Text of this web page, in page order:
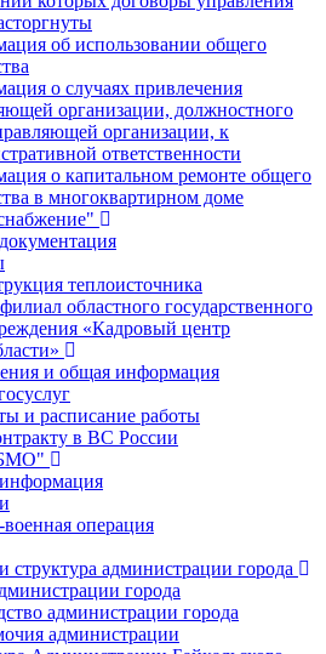
об использовании общего
о случаях привлечения
организации, должностного
организации, к
ответственности
о капитальном ремонте общего
в многоквартирном доме
теплоисточника
областного государственного
«Кадровый центр
и общая информация
и расписание работы
в ВС России
операция
структура администрации города
города
администрации города
администрации